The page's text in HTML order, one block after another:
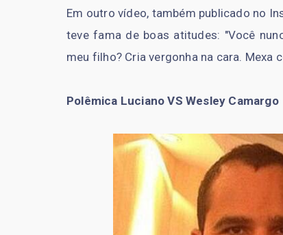
Em outro vídeo, também publicado no
teve fama de boas atitudes: "Você
meu filho? Cria vergonha na cara. Mexa
Polêmica Luciano VS Wesley Camargo